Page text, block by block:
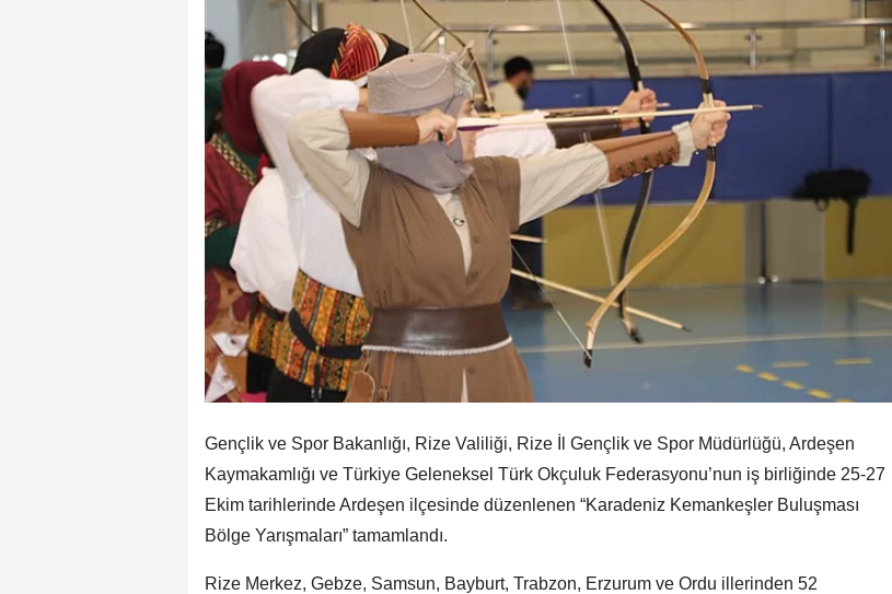
Gençlik ve Spor Bakanlığı, Rize Valiliği, Rize İl Gençlik ve Spor Müdürlüğü, Ardeşen
Kaymakamlığı ve Türkiye Geleneksel Türk Okçuluk Federasyonu’nun iş birliğinde 25-27
Ekim tarihlerinde Ardeşen ilçesinde düzenlenen “Karadeniz Kemankeşler Buluşması
Bölge Yarışmaları” tamamlandı.
Rize Merkez, Gebze, Samsun, Bayburt, Trabzon, Erzurum ve Ordu illerinden 52